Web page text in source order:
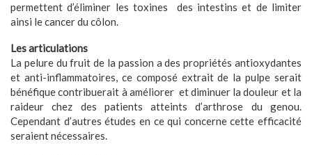
permettent d’éliminer les toxines
des intestins et de limiter
ainsi le cancer du côlon.
Les articulations
La pelure du fruit de la passion a des propriétés antioxydantes
et anti-inflammatoires, ce composé extrait de la pulpe serait
bénéfique contribuerait à améliorer et diminuer la douleur et la
raideur chez des patients atteints d’arthrose du genou.
Cependant d’autres études en ce qui concerne cette efficacité
seraient nécessaires.